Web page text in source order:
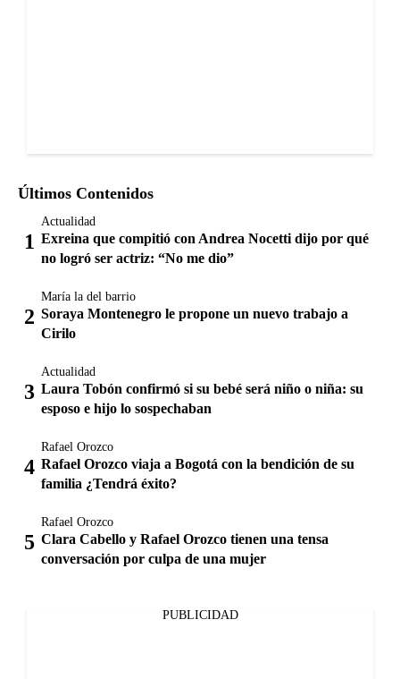
Últimos Contenidos
Actualidad
Exreina que compitió con Andrea Nocetti dijo por qué
no logró ser actriz: “No me dio”
María la del barrio
Soraya Montenegro le propone un nuevo trabajo a
Cirilo
Actualidad
Laura Tobón confirmó si su bebé será niño o niña: su
esposo e hijo lo sospechaban
Rafael Orozco
Rafael Orozco viaja a Bogotá con la bendición de su
familia ¿Tendrá éxito?
Rafael Orozco
Clara Cabello y Rafael Orozco tienen una tensa
conversación por culpa de una mujer
PUBLICIDAD